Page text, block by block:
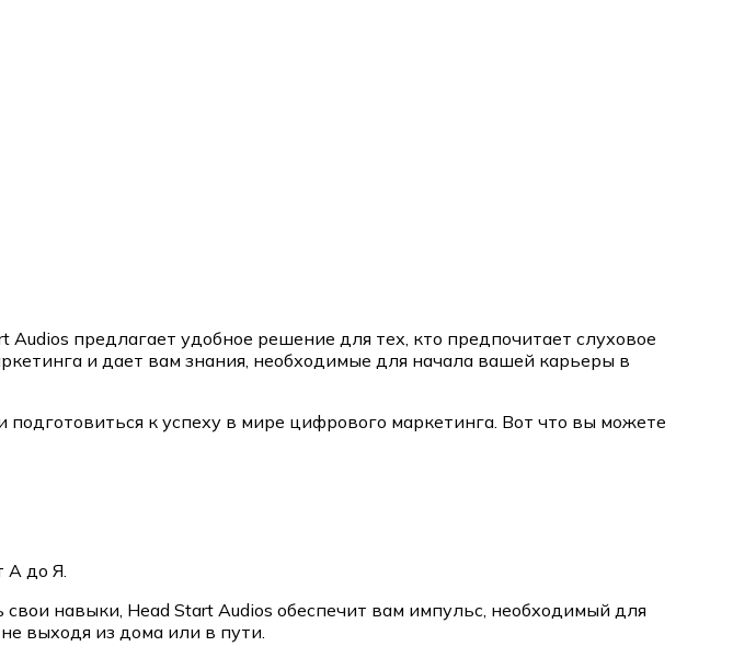
предлагает удобное решение для тех, кто предпочитает слуховое
и дает вам знания, необходимые для начала вашей карьеры в
к успеху в мире цифрового маркетинга. Вот что вы можете
А до Я.
навыки, Head Start Audios обеспечит вам импульс, необходимый для
выходя из дома или в пути.